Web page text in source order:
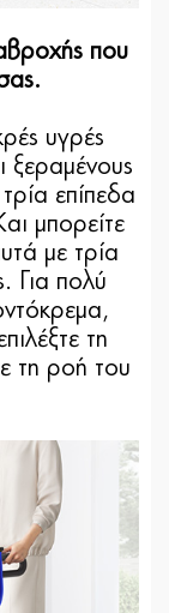
που
υγρές
ξεραμένους
επίπεδα
μπορείτε
με τρία
Για πολύ
τη
τη ροή του